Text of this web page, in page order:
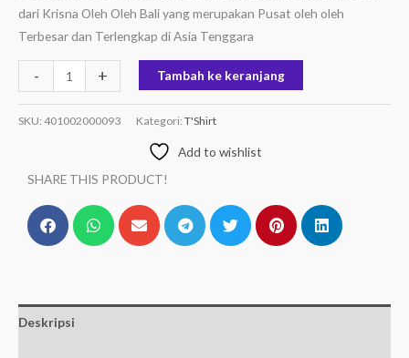
dari Krisna Oleh Oleh Bali yang merupakan Pusat oleh oleh
Terbesar dan Terlengkap di Asia Tenggara
- + Tambah ke keranjang
SKU: 401002000093 Kategori: T'Shirt
Add to wishlist
SHARE THIS PRODUCT!
Deskripsi